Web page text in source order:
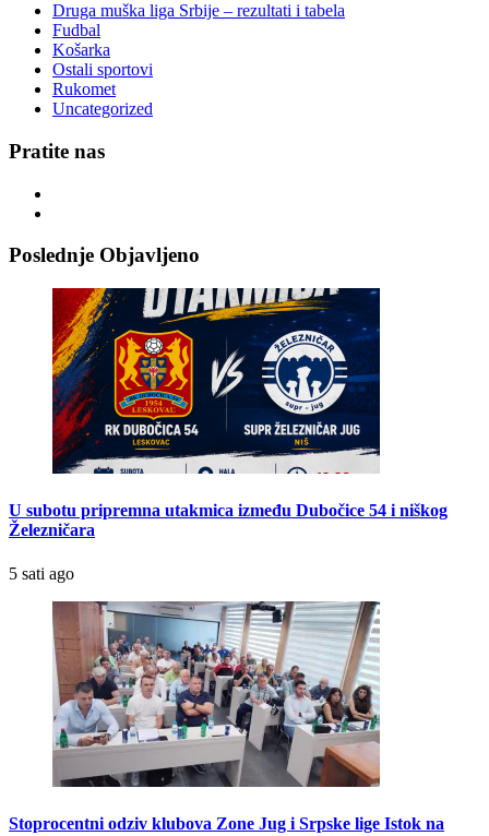
Druga muška liga Srbije – rezultati i tabela
Fudbal
Košarka
Ostali sportovi
Rukomet
Uncategorized
Pratite nas
Poslednje Objavljeno
U subotu pripremna utakmica između Dubočice 54 i niškog
Železničara
5 sati ago
Stoprocentni odziv klubova Zone Jug i Srpske lige Istok na